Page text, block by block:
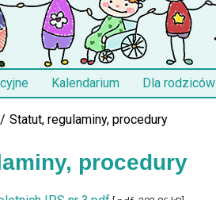
Kalendarium Dla rodziców
Statut, regulaminy, procedury
procedury